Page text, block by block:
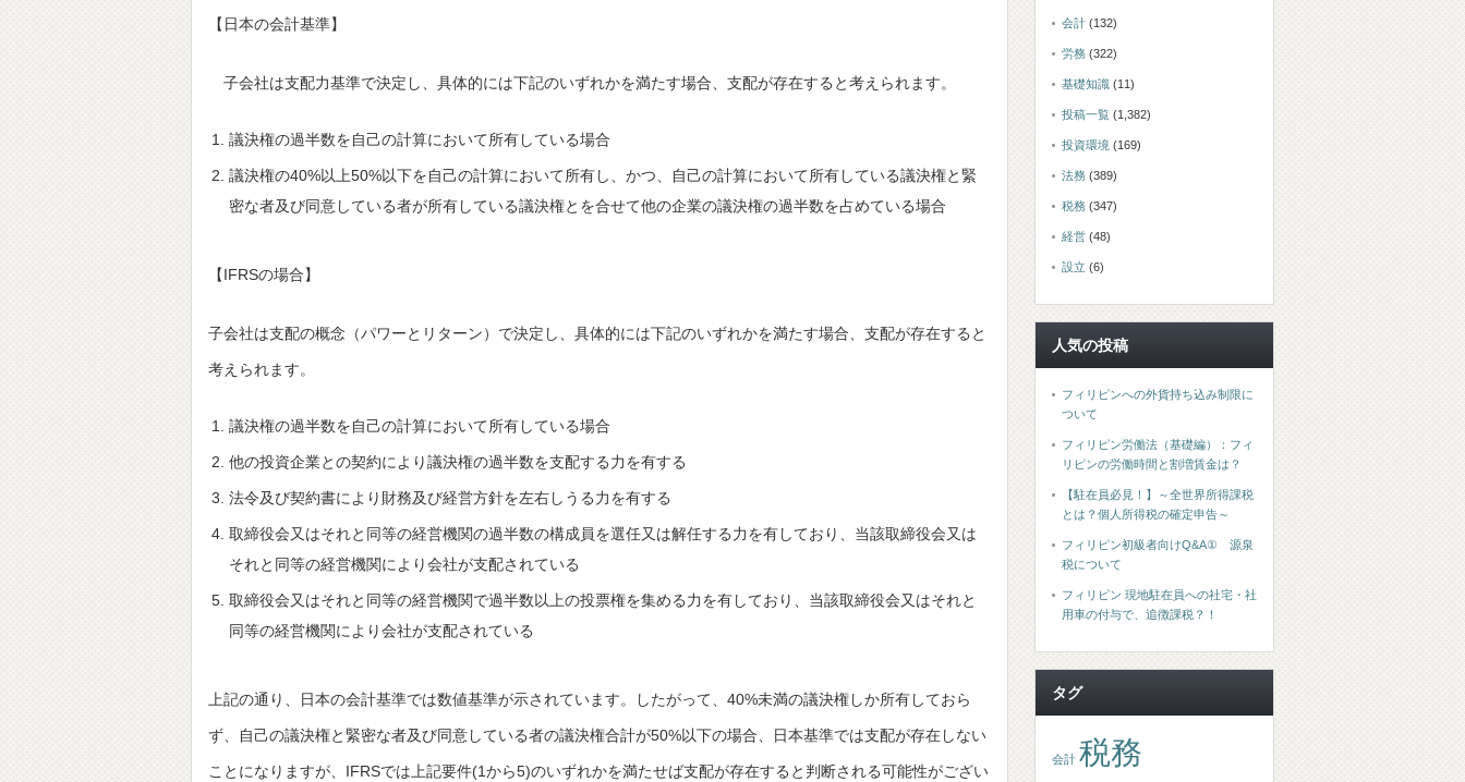
【日本の会計基準】
子会社は支配力基準で決定し、具体的には下記のいずれかを満たす場合、支配が存在すると考えられます。
議決権の過半数を自己の計算において所有している場合
議決権の40%以上50%以下を自己の計算において所有し、かつ、自己の計算において所有している議決権と緊
密な者及び同意している者が所有している議決権とを合せて他の企業の議決権の過半数を占めている場合
【IFRSの場合】
子会社は支配の概念（パワーとリターン）で決定し、具体的には下記のいずれかを満たす場合、支配が存在すると
考えられます。
議決権の過半数を自己の計算において所有している場合
他の投資企業との契約により議決権の過半数を支配する力を有する
法令及び契約書により財務及び経営方針を左右しうる力を有する
取締役会又はそれと同等の経営機関の過半数の構成員を選任又は解任する力を有しており、当該取締役会又は
それと同等の経営機関により会社が支配されている
取締役会又はそれと同等の経営機関で過半数以上の投票権を集める力を有しており、当該取締役会又はそれと
同等の経営機関により会社が支配されている
上記の通り、日本の会計基準では数値基準が示されています。したがって、40%未満の議決権しか所有しておら
ず、自己の議決権と緊密な者及び同意している者の議決権合計が50%以下の場合、日本基準では支配が存在しない
ことになりますが、IFRSでは上記要件(1から5)のいずれかを満たせば支配が存在すると判断される可能性がござい
会計 (132)
労務 (322)
基礎知識 (11)
投稿一覧 (1,382)
投資環境 (169)
法務 (389)
税務 (347)
経営 (48)
設立 (6)
人気の投稿
フィリピンへの外貨持ち込み制限に
ついて
フィリピン労働法（基礎編）：フィ
リピンの労働時間と割増賃金は？
【駐在員必見！】～全世界所得課税
とは？個人所得税の確定申告～
フィリピン初級者向けQ&A① 源泉
税について
フィリピン 現地駐在員への社宅・社
用車の付与で、追徴課税？！
タグ
会計 税務